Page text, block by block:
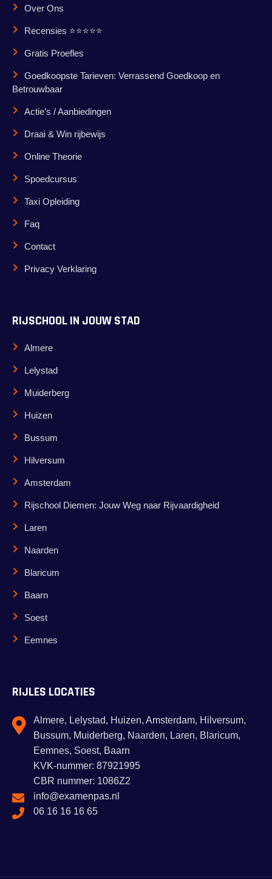
Over Ons
Recensies ⭐⭐⭐⭐⭐
Gratis Proefles
Goedkoopste Tarieven: Verrassend Goedkoop en
Betrouwbaar
Actie’s / Aanbiedingen
Draai & Win rijbewijs
Online Theorie
Spoedcursus
Taxi Opleiding
Faq
Contact
Privacy Verklaring
RIJSCHOOL IN JOUW STAD
Almere
Lelystad
Muiderberg
Huizen
Bussum
Hilversum
Amsterdam
Rijschool Diemen: Jouw Weg naar Rijvaardigheid
Laren
Naarden
Blaricum
Baarn
Soest
Eemnes
RIJLES LOCATIES
Almere, Lelystad, Huizen, Amsterdam, Hilversum,
Bussum, Muiderberg, Naarden, Laren, Blaricum,
Eemnes, Soest, Baarn
KVK-nummer: 87921995
CBR nummer: 1086Z2
info@examenpas.nl
06 16 16 16 65